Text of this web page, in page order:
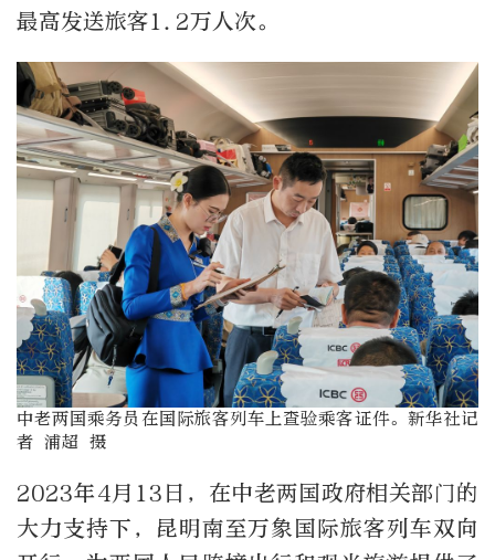
最高发送旅客1.2万人次。
中老两国乘务员在国际旅客列车上查验乘客证件。新华社记
者 浦超 摄
2023年4月13日，在中老两国政府相关部门的
大力支持下，昆明南至万象国际旅客列车双向